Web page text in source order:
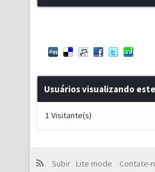
Usuários visualizando
1 Visitante(s)
Subir Lite mode
Contate-